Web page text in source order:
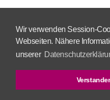
Wir verwenden Session-
Webseiten. Nähere
unserer